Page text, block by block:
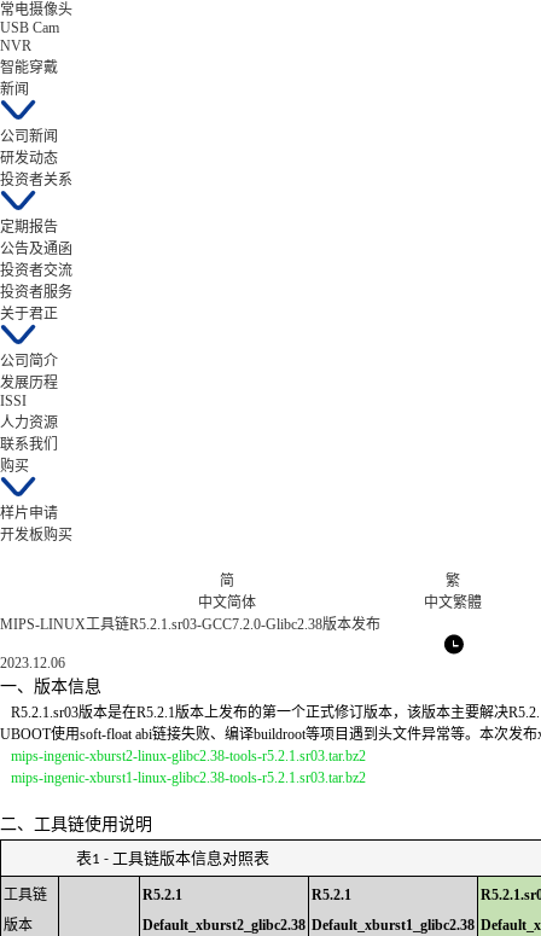
常电摄像头
USB Cam
NVR
智能穿戴
新闻
公司新闻
研发动态
投资者关系
定期报告
公告及通函
投资者交流
投资者服务
关于君正
公司简介
发展历程
ISSI
人力资源
联系我们
购买
样片申请
开发板购买
简
中文简体
繁
中文繁體
MIPS-LINUX工具链R5.2.1.sr03-GCC7.2.0-Glibc2.38版本发布
2023.12.06
一、版本信息
R5.2.1.sr03版本是在R5.2.1版本上发布的第一个正式修订版本，该版本主要解决
UBOOT使用soft-float abi链接失败、编译buildroot等项目遇到头文件异常等。本次发
mips-ingenic-xburst2-linux-glibc2.38-tools-r5.2.1.sr03.tar.bz2
mips-ingenic-xburst1-linux-glibc2.38-tools-r5.2.1.sr03.tar.bz2
二、工具链使用说明
表1 - 工具链版本信息对照表
工具链
版本
R5.2.1
Default_xburst2_glibc2.38
R5.2.1
Default_xburst1_glibc2.38